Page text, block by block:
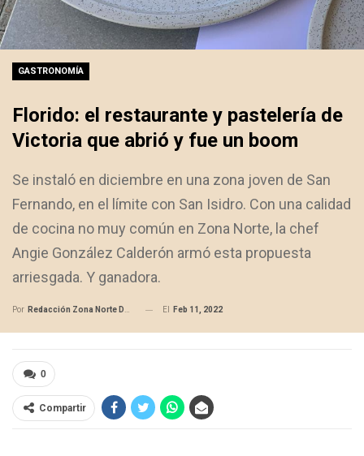
GASTRONOMÍA
Florido: el restaurante y pastelería de
Victoria que abrió y fue un boom
Se instaló en diciembre en una zona joven de San
Fernando, en el límite con San Isidro. Con una calidad
de cocina no muy común en Zona Norte, la chef
Angie González Calderón armó esta propuesta
arriesgada. Y ganadora.
Por Redacción Zona Norte Daily El Feb 11, 2022
0
Compartir